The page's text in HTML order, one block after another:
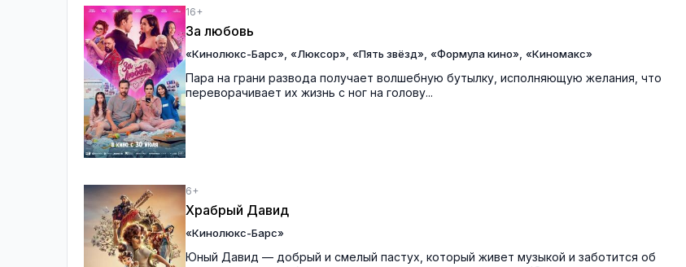
16+
За любовь
«Кинолюкс-Барс» «Люксор» «Пять звёзд» «Формула кино» «Киномакс»
Пара на грани развода получает волшебную бутылку, исполняющую желания, что
переворачивает их жизнь с ног на голову...
6+
Храбрый Давид
«Кинолюкс-Барс»
Юный Давид — добрый и смелый пастух, который живет музыкой и заботится об